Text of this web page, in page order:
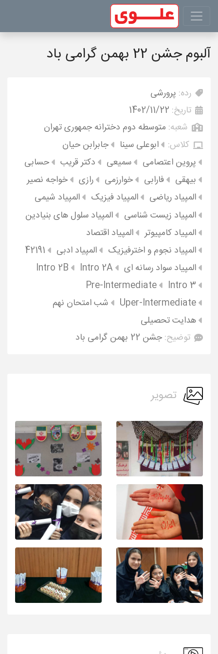
آلبوم جشن 22 بهمن گرامی باد
رده: پرورشی
تاریخ: 1402/11/22
شعبه: متوسطه دوم دخترانه جمهوری تهران
کلاس:
ابوعلی سینا
جابرابن حیان
پروین اعتصامی
سمیعی دکتر قریب
حسابی
بیهقی
فارابی خوارزمی رازی
خواجه نصیر
المپیاد ریاضی
المپیاد فیزیک
المپیاد شیمی
المپیاد زیست شناسی
المپیاد سلول های بنیادین
المپیاد کامپیوتر
المپیاد اقتصاد
المپیاد نجوم و اخترفیزیک
المپیاد ادبی
42191
المپیاد سواد رسانه ای
Intro 2A
Intro 2B
Intro 3
Pre-Intermediate
Uper-Intermediate
شب امتحان نهم
هدایت تحصیلی
توضیح: جشن 22 بهمن گرامی باد
تصویر